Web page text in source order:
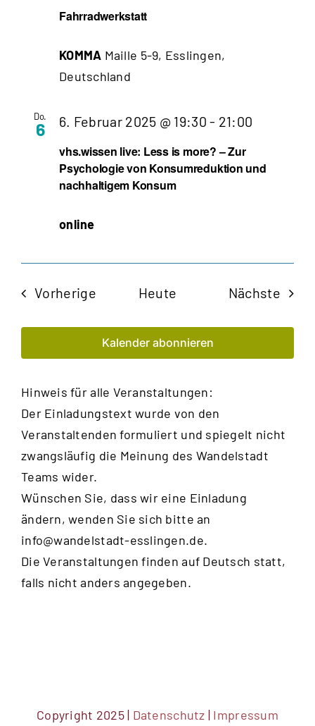
Fahrradwerkstatt
KOMMA Maille 5-9, Esslingen,
Deutschland
Do.
6
vhs.wissen live: Less is more? – Zur
Psychologie von Konsumreduktion und
nachhaltigem Konsum
6. Februar 2025 @ 19:30 - 21:00
online
VorherigeVeranstaltungen
Heute Nächste
Kalender abonnieren
Hinweis für alle Veranstaltungen:
Der Einladungstext wurde von den
Veranstaltenden formuliert und spiegelt nicht
zwangsläufig die Meinung des Wandelstadt
Teams wider.
Wünschen Sie, dass wir eine Einladung
ändern, wenden Sie sich bitte an
info@wandelstadt-esslingen.de.
Die Veranstaltungen finden auf Deutsch statt,
falls nicht anders angegeben.
Copyright 2025 | Datenschutz | Impressum